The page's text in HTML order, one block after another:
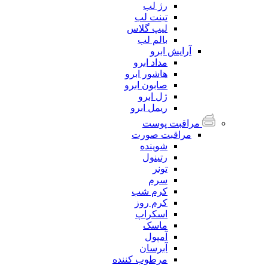
رژ لب
تینت لب
لیپ گلاس
بالم لب
آرایش ابرو
مداد ابرو
هاشور ابرو
صابون ابرو
ژل ابرو
ریمل ابرو
مراقبت پوست
مراقبت صورت
شوینده
رتینول
تونر
سرم
کرم شب
کرم روز
اسکراپ
ماسک
آمپول
آبرسان
مرطوب کننده